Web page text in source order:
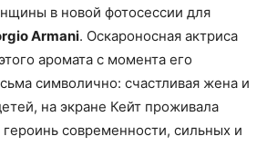
в новой фотосессии для
Armani. Оскароносная актриса
аромата с момента его
символично: счастливая жена и
на экране Кейт проживала
современности, сильных и